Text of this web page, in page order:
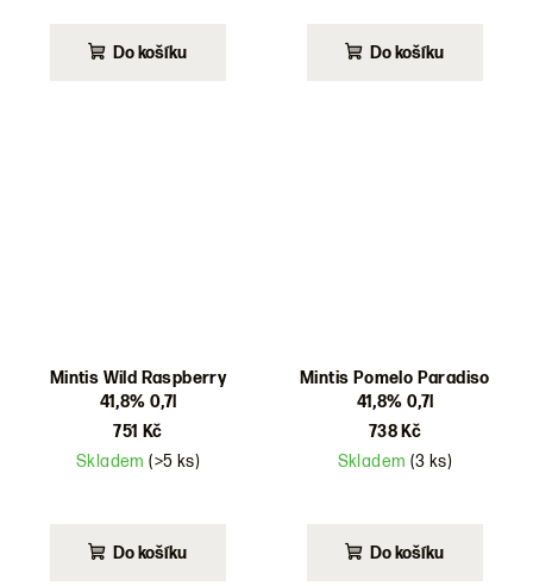
Do košíku Do košíku
Mintis Wild Raspberry
41,8% 0,7l
751 Kč
Skladem(>5 ks)
Do košíku
Mintis Pomelo Paradiso
41,8% 0,7l
738 Kč
Skladem (3 ks)
Do košíku